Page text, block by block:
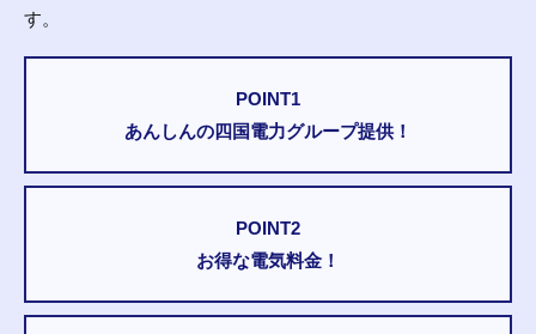
す。
POINT1
あんしんの四国電力グループ提供！
POINT2
お得な電気料金！